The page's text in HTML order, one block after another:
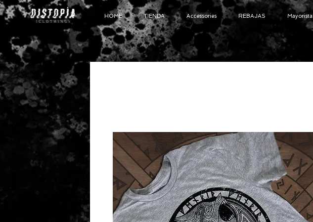
HOME TIENDA Accessories REBAJAS Mayorista